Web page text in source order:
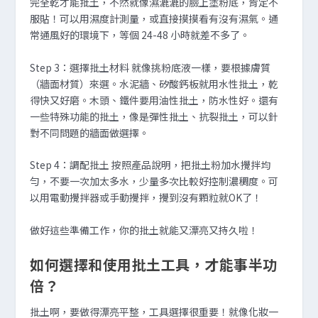
服貼！可以用濕度計測量，或直接摸摸看有沒有濕氣。通
常通風好的環境下，等個 24-48 小時就差不多了。
Step 3：選擇批土材料 就像挑粉底液一樣，要根據膚質
（牆面材質）來選。水泥牆、矽酸鈣板就用水性批土，乾
得快又好磨。木頭、鐵件要用油性批土，防水性好。還有
一些特殊功能的批土，像是彈性批土、抗裂批土，可以針
對不同問題的牆面做選擇。
Step 4：調配批土 按照產品說明，把批土粉加水攪拌均
勻，不要一次加太多水，少量多次比較好控制濃稠度。可
以用電動攪拌器或手動攪拌，攪到沒有顆粒就OK了！
做好這些準備工作，你的批土就能又漂亮又持久啦！
如何選擇和使用批土工具，才能事半功
倍？
批土啊，要做得漂亮平整，工具選擇很重要！就像化妝一